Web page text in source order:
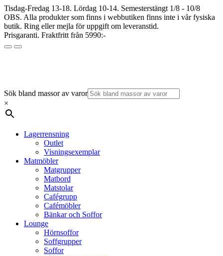
Tisdag-Fredag 13-18. Lördag 10-14. Semesterstängt 1/8 - 10/8
OBS. Alla produkter som finns i webbutiken finns inte i vår fysiska
butik. Ring eller mejla för uppgift om leveranstid.
Prisgaranti. Fraktfritt från 5990:-
Sök bland massor av varor
×
Lagerrensning
Outlet
Visningsexemplar
Matmöbler
Matgrupper
Matbord
Matstolar
Cafégrupp
Cafémöbler
Bänkar och Soffor
Lounge
Hörnsoffor
Soffgrupper
Soffor